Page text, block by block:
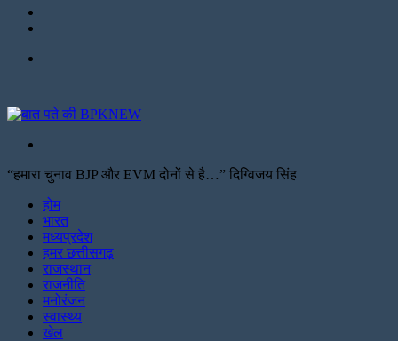
“हमारा चुनाव BJP और EVM दोनों से है…” दिग्विजय सिंह
होम
भारत
मध्यप्रदेश
हमर छत्तीसगढ़
राजस्थान
राजनीति
मनोरंजन
स्वास्थ्य
खेल